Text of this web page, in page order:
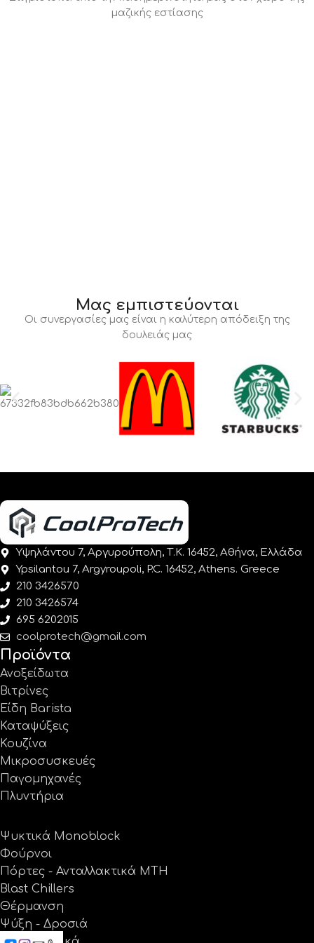
μαζικής εστίασης
Μας εμπιστεύονται
Οι συνεργασίες μας είναι η καλύτερη απόδειξη της
δουλειάς μας
Υψηλάντου 7, Αργυρούπολη, Τ.Κ. 16452, Αθήνα, Ελλάδα
Ypsilantou 7, Argyroupoli, P.C. 16452, Athens. Greece
210 3426570
210 3426574
695 6202015
coolprotech@gmail.com
Προϊόντα
Ανοξείδωτα
Βιτρίνες
Είδη Barista
Καταψύξεις
Κουζίνα
Μικροσυσκευές
Παγομηχανές
Πλυντήρια
Ψυκτικά Monoblock
Φούρνοι
Πόρτες - Ανταλλακτικά MTH
Blast Chillers
Θέρμανση
Ψύξη - Δροσιά